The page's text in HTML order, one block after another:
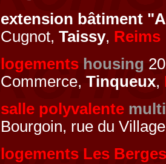
extension bâtiment
Cugnot, Taissy, Reims
logements housing
Commerce, Tinqueux,
salle polyvalente
Bourgoin, rue du
logements Les